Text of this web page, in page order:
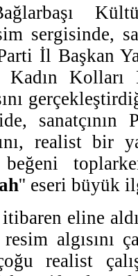
sergisinde,
İl Başkan
Kolları
realist bir
beğeni
'' eseri büyük
eline
algısını
realist